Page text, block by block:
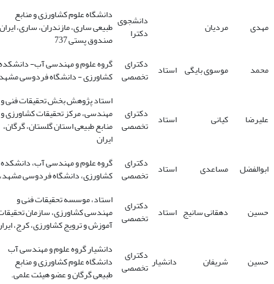
مهدی مردیان دانشجوی
دکترا
دانشگاه علوم کشاورزی و منابع
طبیعی ساری، مازندران، ساری،
صندوق پستی 737
محمد
موسوی بایگی استاد دکترای
تخصصی
گروه علوم و مهندسی آب-
کشاورزی - دانشگاه فردوسی
علیرضا کیانی استاد دکترای
تخصصی
استاد پژوهش بخش تحقیقات فنی و
مهندسی، مرکز تحقیقات کشاورزی و
منابع طبیعی استان گلستان، گرگان،
ایران
ابوالفضل
مساعدی استاد دکترای
تخصصی
گروه علوم و مهندسی آب، دانشکده
کشاورزی، دانشگاه فردوسی مشهد،
حسین دهقانی سانیج استاد دکترای
تخصصی
استاد، موسسه تحقیقات فنی و
مهندسی کشاورزی‌، سازمان
آموزش و ترویج کشاورزی، کرج،
حسین شریفان دانشیار دکترای
تخصصی
دانشیار گروه علوم و مهندسی آب
دانشگاه علوم کشاورزی و منابع
طبیعی گرگان و عضو هیئت علمی.